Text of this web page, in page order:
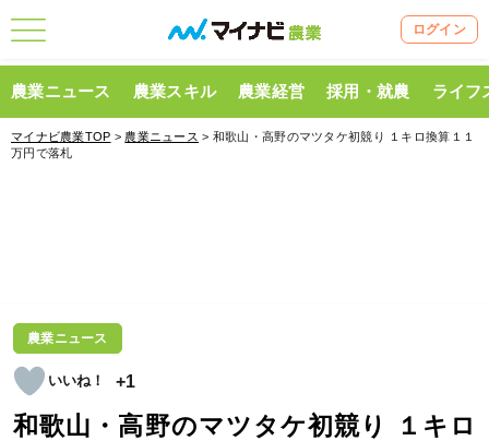
ログイン
農業ニュース 農業スキル 農業経営 採用・就農 ライフ
マイナビ農業TOP > 農業ニュース > 和歌山・高野のマツタケ初競り １キロ換算１１
万円で落札
農業ニュース
+1
和歌山・高野のマツタケ初競り １キロ